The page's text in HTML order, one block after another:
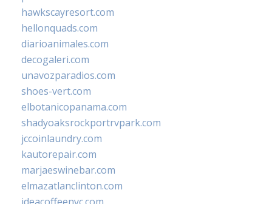
hawkscayresort.com
hellonquads.com
diarioanimales.com
decogaleri.com
unavozparadios.com
shoes-vert.com
elbotanicopanama.com
shadyoaksrockportrvpark.com
jccoinlaundry.com
kautorepair.com
marjaeswinebar.com
elmazatlanclinton.com